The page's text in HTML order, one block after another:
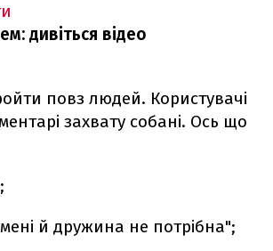
дивіться відео
повз людей. Користувачі
захвату собані. Ось що
й дружина не потрібна";